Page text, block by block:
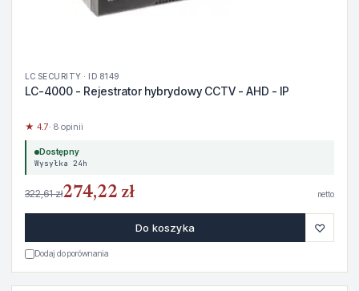
LC SECURITY · ID 8149
LC-4000 - Rejestrator hybrydowy CCTV - AHD - IP
★ 4.7· 8 opinii
Dostępny
Wysyłka 24h
322,61 zł274,22 zł netto
Do koszyka ♡
Dodaj do porównania